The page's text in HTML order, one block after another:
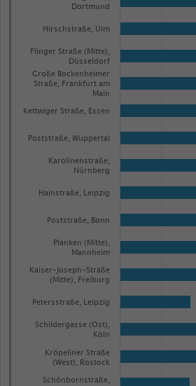
Dortmund
Kettwiger Straße, Essen
Poststraße, Bonn
Schildergasse (Ost),
Köln
Hirschstraße, Ulm
Flinger Straße (Mitte),
Düsseldorf
Große Bockenheimer
Straße, Frankfurt am
Main
Poststraße, Wuppertal
Karolinenstraße,
Nürnberg
Hainstraße, Leipzig
Planken (Mitte),
Mannheim
Kaiser-Joseph-Straße
(Mitte), Freiburg
Petersstraße, Leipzig
Kröpeliner Straße
(West), Rostock
Schönbornstraße,